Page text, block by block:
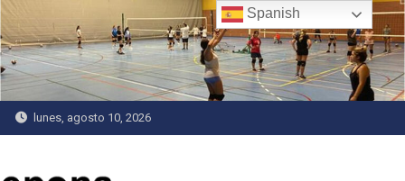
Saltar
al
contenido
lunes, agosto 10, 2026
Spanish